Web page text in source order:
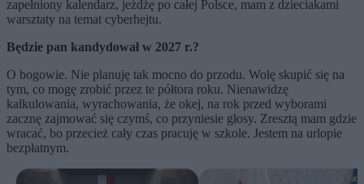
zapełniony kalendarz, jeżdżę po całej Polsce, mam z dzieciakami
warsztaty na temat cyberhejtu.
Będzie pan kandydował w 2027 r.?
O bogowie. Nie planuję tak mocno do przodu. Wolę skupić się na
tym, co mogę zrobić przez te półtora roku. Nienawidzę
kalkulowania, wyrachowania, że okej, na rok przed wyborami
zacznę zajmować się czymś, co przyniesie głosy. Zresztą mam gdzie
wracać, bo przecież cały czas pracuję w szkole. Jestem na urlopie
bezpłatnym.